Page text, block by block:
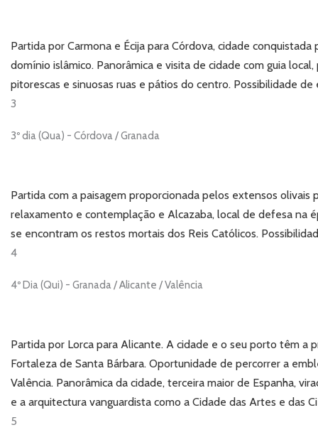
Partida por Carmona e Écija para Córdova, cidade
domínio islâmico. Panorâmica e visita de cidade com guia
pitorescas e sinuosas ruas e pátios do centro. Possibilidade
3
3º dia (Qua) - Córdova / Granada
Partida com a paisagem proporcionada pelos extensos olivais
relaxamento e contemplação e Alcazaba, local de defesa na
se encontram os restos mortais dos Reis Católicos.
4
4º Dia (Qui) - Granada / Alicante / Valência
Partida por Lorca para Alicante. A cidade e o seu porto têm
Fortaleza de Santa Bárbara. Oportunidade de percorrer a
Valência. Panorâmica da cidade, terceira maior de Espanha,
e a arquitectura vanguardista como a Cidade das Artes e das
5